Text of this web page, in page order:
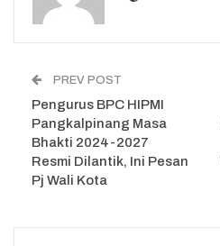
PREV POST
Pengurus BPC HIPMI
Pangkalpinang Masa
Bhakti 2024-2027
Resmi Dilantik, Ini Pesan
Pj Wali Kota